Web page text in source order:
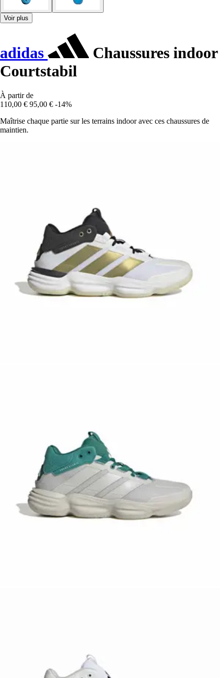
Voir plus
adidas
Chaussures indoor
Courtstabil
À partir de
110,00 € 95,00 € -14%
Maîtrise chaque partie sur les terrains indoor avec ces chaussures de
maintien.